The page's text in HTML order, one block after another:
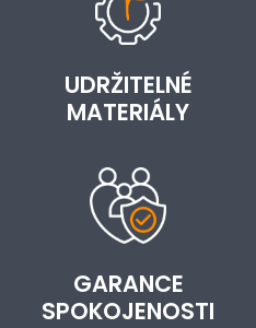
UDRŽITELNÉ
MATERIÁLY
GARANCE
SPOKOJENOSTI